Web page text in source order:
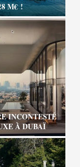
M€ !
INCONTESTÉ
À DUBAÏ